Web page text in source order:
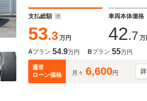
支払総額
53.3 万円
車両本体価格
42.7 万
Aプラン 54.9万円 Bプラン 55万円
通常
ローン価格
月々 6,600円